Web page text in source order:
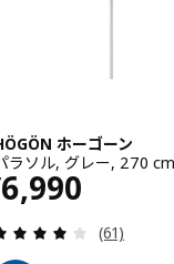
ホーゴーン
ラソル, グレー, 270 cm
6,990
格 ¥ 6990
レビュー:
(61)